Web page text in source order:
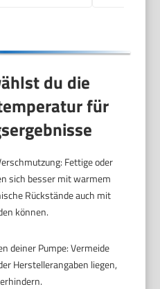
du die
für
Fettige oder
sich besser mit warmem
Rückstände auch mit
können.
deiner Pumpe: Vermeide
Herstellerangaben liegen,